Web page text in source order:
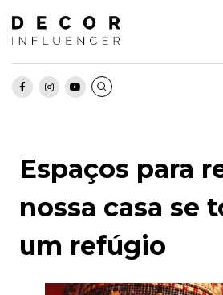
Skip
content
Espaços para
nossa casa se
um refúgio